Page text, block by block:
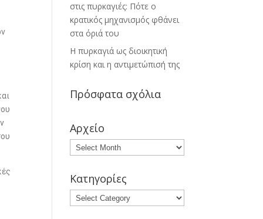
στις πυρκαγιές: Πότε ο
κρατικός μηχανισμός φθάνει
στα όριά του
Η πυρκαγιά ως διοικητική
κρίση και η αντιμετώπισή της
Πρόσφατα σχόλια
Αρχείο
Κατηγορίες